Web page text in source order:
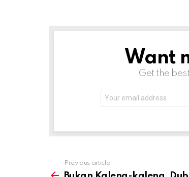
NEWSLETTERWant
Get the
address:
more
Previous article